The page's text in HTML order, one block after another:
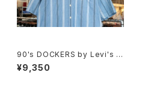
90's DOCKERS by Levi's m
ulti-stripe chambray Shirt
¥9,350